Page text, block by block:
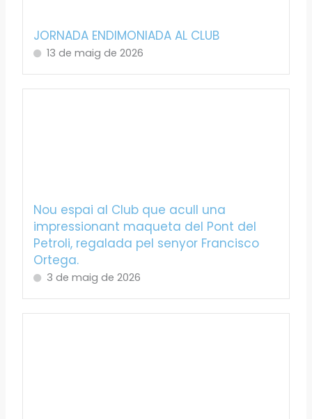
JORNADA ENDIMONIADA AL CLUB
13 de maig de 2026
Nou espai al Club que acull una
impressionant maqueta del Pont del
Petroli, regalada pel senyor Francisco
Ortega.
3 de maig de 2026